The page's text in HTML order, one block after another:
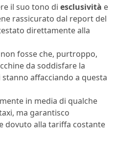
il suo tono di esclusività e
rassicurato dal report del
direttamente alla
fosse che, purtroppo,
da soddisfare la
affacciando a questa
in media di qualche
ma garantisco
dovuto alla tariffa costante